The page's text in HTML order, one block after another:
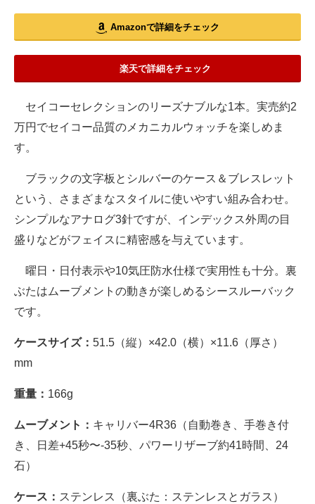
Amazonで詳細をチェック
楽天で詳細をチェック
セイコーセレクションのリーズナブルな1本。実売約2
万円でセイコー品質のメカニカルウォッチを楽しめま
す。
ブラックの文字板とシルバーのケース＆ブレスレット
という、さまざまなスタイルに使いやすい組み合わせ。
シンプルなアナログ3針ですが、インデックス外周の目
盛りなどがフェイスに精密感を与えています。
曜日・日付表示や10気圧防水仕様で実用性も十分。裏
ぶたはムーブメントの動きが楽しめるシースルーバック
です。
ケースサイズ： 51.5（縦）×42.0（横）×11.6（厚さ）
mm
重量： 166g
ムーブメント： キャリバー4R36（自動巻き、手巻き付
き、日差+45秒〜-35秒、パワーリザーブ約41時間、24
石）
ケース： ステンレス（裏ぶた：ステンレスとガラス）